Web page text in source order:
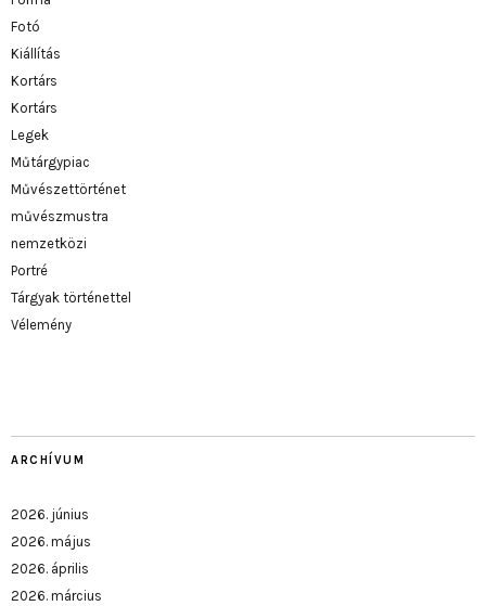
Fotó
Kiállítás
Kortárs
Kortárs
Legek
Műtárgypiac
Művészettörténet
művészmustra
nemzetközi
Portré
Tárgyak történettel
Vélemény
ARCHÍVUM
2026. június
2026. május
2026. április
2026. március